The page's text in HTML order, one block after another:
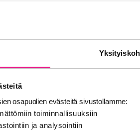
osapuolien evästeitä sivustollamme:
toiminnallisuuksiin
ja analysointiin
vuodesta 2021 sekä
ja radion
ajankohtaisena aiheena
yhteisen
pandemia vaikutti radion
tässä kaikessa on ollut